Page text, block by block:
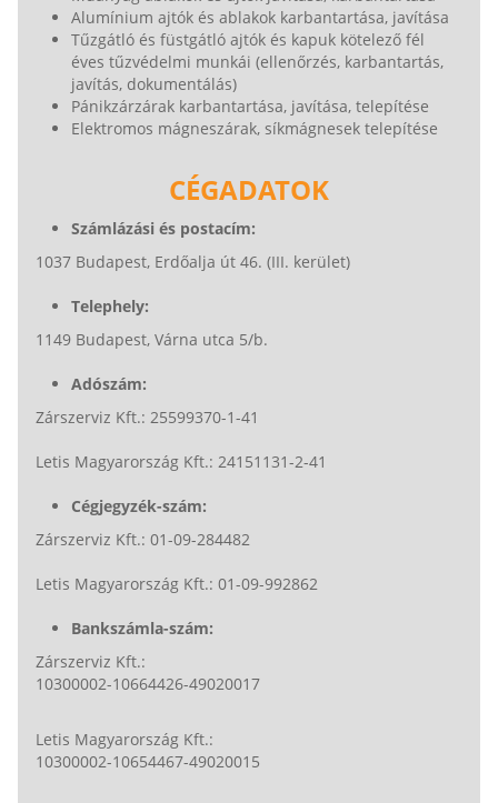
Alumínium ajtók és ablakok karbantartása, javítása
Tűzgátló és füstgátló ajtók és kapuk kötelező fél
éves tűzvédelmi munkái (ellenőrzés, karbantartás,
javítás, dokumentálás)
Pánikzárzárak karbantartása, javítása, telepítése
Elektromos mágneszárak, síkmágnesek telepítése
CÉGADATOK
Számlázási és postacím:
1037 Budapest, Erdőalja út 46. (III. kerület)
Telephely:
1149 Budapest, Várna utca 5/b.
Adószám:
Zárszerviz Kft.: 25599370-1-41
Letis Magyarország Kft.: 24151131-2-41
Cégjegyzék-szám:
Zárszerviz Kft.: 01-09-284482
Letis Magyarország Kft.: 01-09-992862
Bankszámla-szám:
Zárszerviz Kft.:
10300002-10664426-49020017
Letis Magyarország Kft.:
10300002-10654467-49020015